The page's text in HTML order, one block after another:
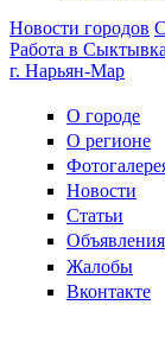
Новости городов
Работа в
г. Нарьян-Мар
О городе
О регионе
Новости
Статьи
Объявления
Жалобы
Вконтакте